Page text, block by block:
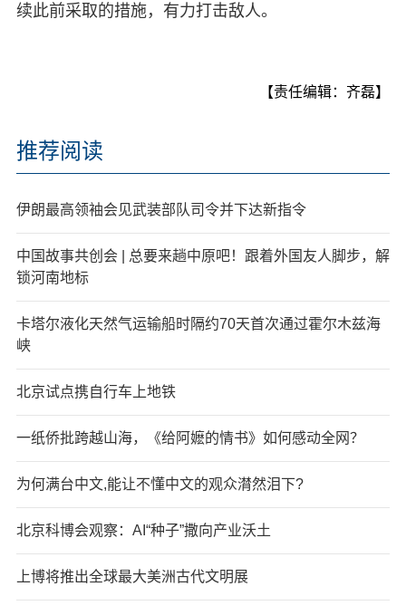
续此前采取的措施，有力打击敌人。
【责任编辑：齐磊】
推荐阅读
伊朗最高领袖会见武装部队司令并下达新指令
中国故事共创会 | 总要来趟中原吧！跟着外国友人脚步，解
锁河南地标
卡塔尔液化天然气运输船时隔约70天首次通过霍尔木兹海
峡
北京试点携自行车上地铁
一纸侨批跨越山海，《给阿嬷的情书》如何感动全网？
为何满台中文,能让不懂中文的观众潸然泪下?
北京科博会观察：AI“种子”撒向产业沃土
上博将推出全球最大美洲古代文明展